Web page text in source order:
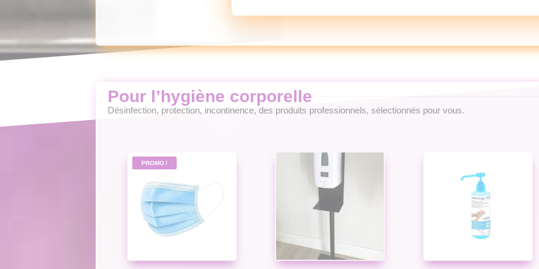
Pour l’hygiène corporelle
Désinfection, protection, incontinence, des produits professionnels, sélectionnés pour vous.
PROMO !